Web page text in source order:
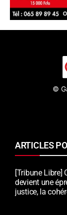
©
ARTICLES
[Tribune Libre]
devient une
justice, la